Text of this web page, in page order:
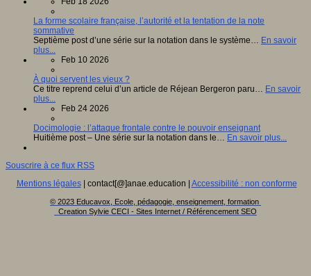
La forme scolaire française, l’autorité et la tentation de la note
sommative
Septième post d’une série sur la notation dans le système… En savoir
plus...
Feb 10 2026
À quoi servent les vieux ?
Ce titre reprend celui d’un article de Réjean Bergeron paru… En savoir
plus...
Feb 24 2026
Docimologie : l’attaque frontale contre le pouvoir enseignant
Huitième post – Une série sur la notation dans le… En savoir plus...
Souscrire à ce flux RSS
Mentions légales| contact[@]anae.education | Accessibilité : non conforme
© 2023 Educavox, Ecole, pédagogie, enseignement, formation
Creation Sylvie CECI - Sites Internet / Référencement SEO